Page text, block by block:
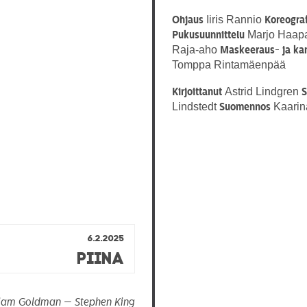
Ohjaus Iiris Rannio
Pukusuunnittelu Marjo
Raja-aho Maskeeraus- ja
Tomppa Rintamäenpää
Kirjoittanut Astrid Lindgren
LindstedtSuomennos
6.2.2025
Piina
Goldman — Stephen King